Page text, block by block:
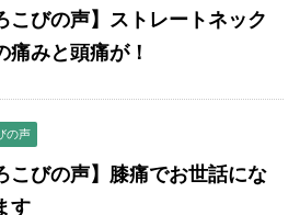
こびの声】ストレートネック
痛みと頭痛が！
の声
こびの声】膝痛でお世話にな
す